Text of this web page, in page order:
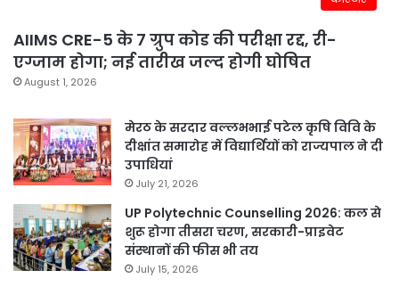
AIIMS CRE-5 के 7 ग्रुप कोड की परीक्षा रद्द, री-
एग्जाम होगा; नई तारीख जल्द होगी घोषित
August 1, 2026
मेरठ के सरदार वल्लभभाई पटेल कृषि विवि के
दीक्षांत समारोह में विद्यार्थियों को राज्यपाल ने दी
उपाधियां
July 21, 2026
UP Polytechnic Counselling 2026: कल से
शुरू होगा तीसरा चरण, सरकारी-प्राइवेट
संस्थानों की फीस भी तय
July 15, 2026